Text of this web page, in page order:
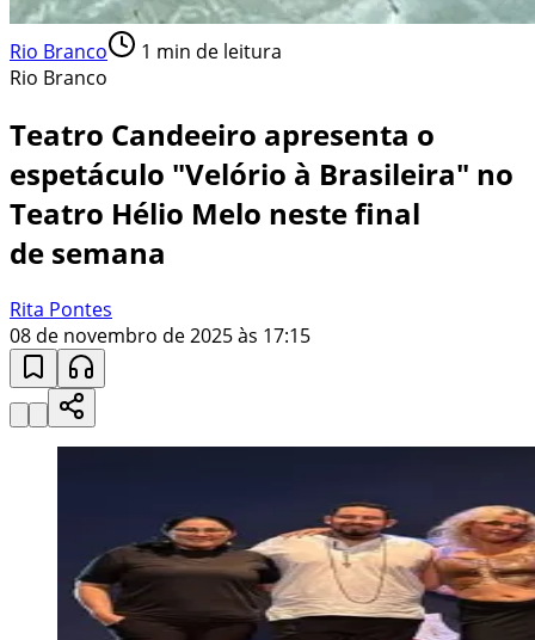
Rio Branco 1 min de leitura
Rio Branco
Teatro Candeeiro apresenta o
espetáculo "Velório à Brasileira" no
Teatro Hélio Melo neste final
de semana
Rita Pontes
08 de novembro de 2025 às 17:15